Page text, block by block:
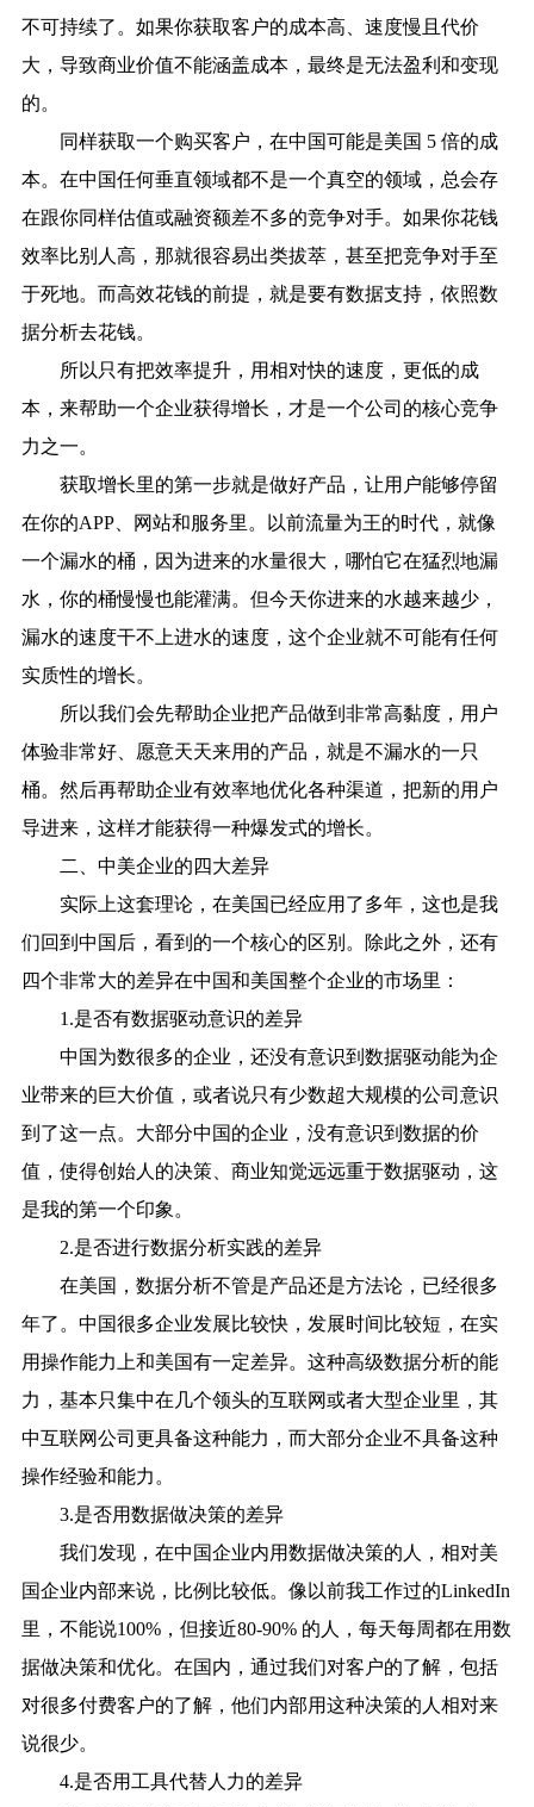
不可持续了。如果你获取客户的成本高、速度慢且代价
大，导致商业价值不能涵盖成本，最终是无法盈利和变现
的。
同样获取一个购买客户，在中国可能是美国 5 倍的成
本。在中国任何垂直领域都不是一个真空的领域，总会存
在跟你同样估值或融资额差不多的竞争对手。如果你花钱
效率比别人高，那就很容易出类拔萃，甚至把竞争对手至
于死地。而高效花钱的前提，就是要有数据支持，依照数
据分析去花钱。
所以只有把效率提升，用相对快的速度，更低的成
本，来帮助一个企业获得增长，才是一个公司的核心竞争
力之一。
获取增长里的第一步就是做好产品，让用户能够停留
在你的APP、网站和服务里。以前流量为王的时代，就像
一个漏水的桶，因为进来的水量很大，哪怕它在猛烈地漏
水，你的桶慢慢也能灌满。但今天你进来的水越来越少，
漏水的速度干不上进水的速度，这个企业就不可能有任何
实质性的增长。
所以我们会先帮助企业把产品做到非常高黏度，用户
体验非常好、愿意天天来用的产品，就是不漏水的一只
桶。然后再帮助企业有效率地优化各种渠道，把新的用户
导进来，这样才能获得一种爆发式的增长。
二、中美企业的四大差异
实际上这套理论，在美国已经应用了多年，这也是我
们回到中国后，看到的一个核心的区别。除此之外，还有
四个非常大的差异在中国和美国整个企业的市场里：
1.是否有数据驱动意识的差异
中国为数很多的企业，还没有意识到数据驱动能为企
业带来的巨大价值，或者说只有少数超大规模的公司意识
到了这一点。大部分中国的企业，没有意识到数据的价
值，使得创始人的决策、商业知觉远远重于数据驱动，这
是我的第一个印象。
2.是否进行数据分析实践的差异
在美国，数据分析不管是产品还是方法论，已经很多
年了。中国很多企业发展比较快，发展时间比较短，在实
用操作能力上和美国有一定差异。这种高级数据分析的能
力，基本只集中在几个领头的互联网或者大型企业里，其
中互联网公司更具备这种能力，而大部分企业不具备这种
操作经验和能力。
3.是否用数据做决策的差异
我们发现，在中国企业内用数据做决策的人，相对美
国企业内部来说，比例比较低。像以前我工作过的LinkedIn
里，不能说100%，但接近80-90% 的人，每天每周都在用数
据做决策和优化。在国内，通过我们对客户的了解，包括
对很多付费客户的了解，他们内部用这种决策的人相对来
说很少。
4.是否用工具代替人力的差异